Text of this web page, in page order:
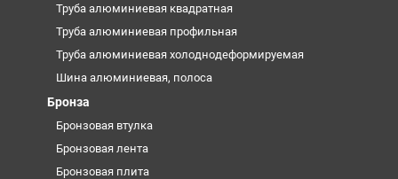
Труба алюминиевая квадратная
Труба алюминиевая профильная
Труба алюминиевая холоднодеформируемая
Шина алюминиевая, полоса
Бронза
Бронзовая втулка
Бронзовая лента
Бронзовая плита